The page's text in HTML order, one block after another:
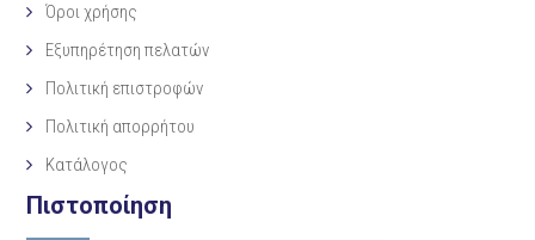
Όροι χρήσης
Εξυπηρέτηση πελατών
Πολιτική επιστροφών
Πολιτική απορρήτου
Κατάλογος
Πιστοποίηση